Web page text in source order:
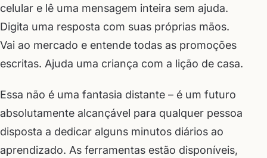
celular e lê uma mensagem inteira sem ajuda.
Digita uma resposta com suas próprias mãos.
Vai ao mercado e entende todas as promoções
escritas. Ajuda uma criança com a lição de casa.
Essa não é uma fantasia distante – é um futuro
absolutamente alcançável para qualquer pessoa
disposta a dedicar alguns minutos diários ao
aprendizado. As ferramentas estão disponíveis,